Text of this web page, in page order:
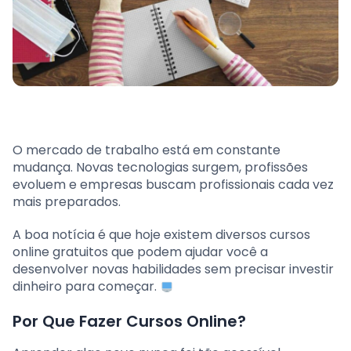
O mercado de trabalho está em constante
mudança. Novas tecnologias surgem, profissões
evoluem e empresas buscam profissionais cada vez
mais preparados.
A boa notícia é que hoje existem diversos cursos
online gratuitos que podem ajudar você a
desenvolver novas habilidades sem precisar investir
dinheiro para começar.
Por Que Fazer Cursos Online?